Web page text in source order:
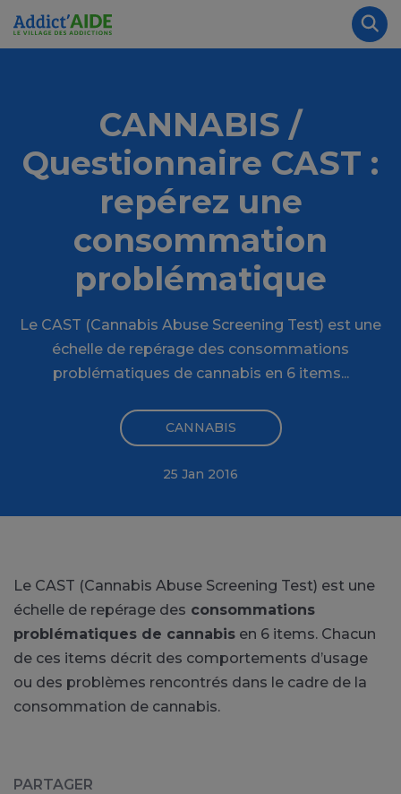
Aller au contenu principal
CANNABIS /
Questionnaire CAST :
repérez une
consommation
problématique
Le CAST (Cannabis Abuse Screening Test) est une
échelle de repérage des consommations
problématiques de cannabis en 6 items...
CANNABIS
25 Jan 2016
Le CAST (Cannabis Abuse Screening Test) est une
échelle de repérage des consommations
problématiques de cannabis en 6 items. Chacun
de ces items décrit des comportements d’usage
ou des problèmes rencontrés dans le cadre de la
consommation de cannabis.
PARTAGER
Panneau de gestion des cookies